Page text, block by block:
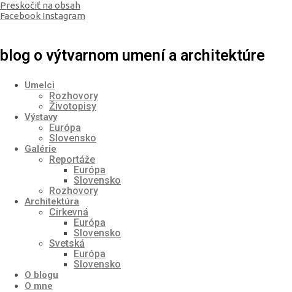
Preskočiť na obsah
Facebook Instagram
blog o výtvarnom umení a architektúre
Umelci
Rozhovory
Životopisy
Výstavy
Európa
Slovensko
Galérie
Reportáže
Európa
Slovensko
Rozhovory
Architektúra
Cirkevná
Európa
Slovensko
Svetská
Európa
Slovensko
O blogu
O mne